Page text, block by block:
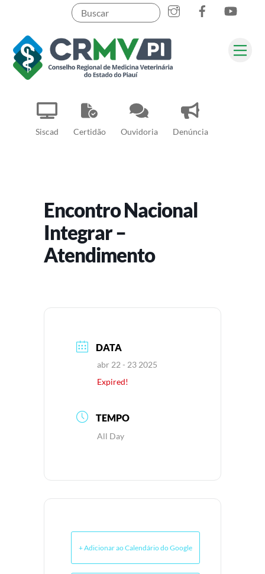
content
Siscad Certidão Ouvidoria Denúncia
InstagramFacebook
Pesquisar
Encontro Nacional
Integrar –
Atendimento
DATA
abr 22 - 23 2025
Expired!
TEMPO
All Day
+ Adicionar ao Calendário do Google